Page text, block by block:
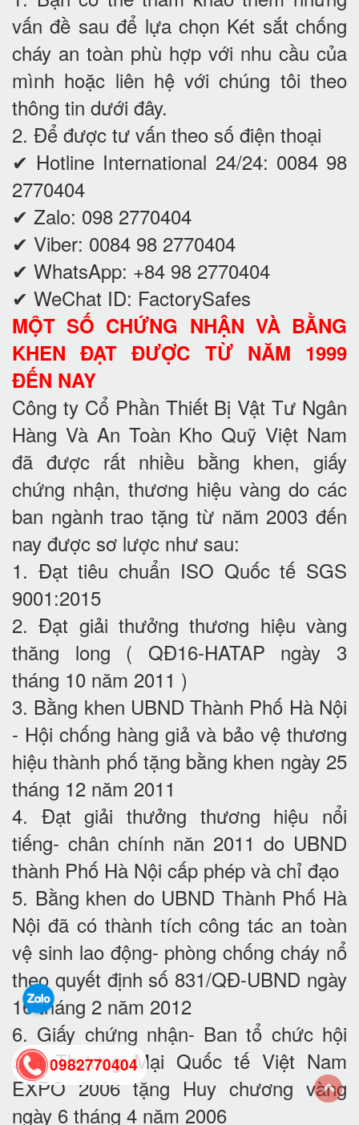
vấn đề sau để lựa chọn Két sắt chống
cháy an toàn phù hợp với nhu cầu của
mình hoặc liên hệ với chúng tôi theo
thông tin dưới đây.
2. Để được tư vấn theo số điện thoại
✔ Hotline International 24/24: 0084 98
2770404
✔ Zalo: 098 2770404
✔ Viber: 0084 98 2770404
✔ WhatsApp: +84 98 2770404
✔ WeChat ID: FactorySafes
MỘT SỐ CHỨNG NHẬN VÀ BẰNG
KHEN ĐẠT ĐƯỢC TỪ NĂM 1999
ĐẾN NAY
Công ty Cổ Phần Thiết Bị Vật Tư Ngân
Hàng Và An Toàn Kho Quỹ Việt Nam
đã được rất nhiều bằng khen, giấy
chứng nhận, thương hiệu vàng do các
ban ngành trao tặng từ năm 2003 đến
nay được sơ lược như sau:
1. Đạt tiêu chuẩn ISO Quốc tế SGS
9001:2015
2. Đạt giải thưởng thương hiệu vàng
thăng long ( QĐ16-HATAP ngày 3
tháng 10 năm 2011 )
3. Bằng khen UBND Thành Phố Hà Nội
- Hội chống hàng giả và bảo vệ thương
hiệu thành phố tặng bằng khen ngày 25
tháng 12 năm 2011
4. Đạt giải thưởng thương hiệu nổi
tiếng- chân chính năn 2011 do UBND
thành Phố Hà Nội cấp phép và chỉ đạo
5. Bằng khen do UBND Thành Phố Hà
Nội đã có thành tích công tác an toàn
vệ sinh lao động- phòng chống cháy nổ
theo quyết định số 831/QĐ-UBND ngày
16 tháng 2 năm 2012
6. Giấy chứng nhận- Ban tổ chức hội
chợ Thương Mại Quốc tế Việt Nam
EXPO 2006 tặng Huy chương vàng
ngày 6 tháng 4 năm 2006
0982770404